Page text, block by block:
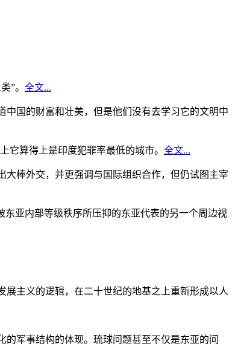
”。 全文...
国的财富和壮美，但是他们没有去学习它的文明中
它算得上是印度犯罪率最低的城市。 全文...
大棒外交，并更强调与国际组织合作，但仍试图主宰
亚内部等级秩序所压抑的东亚代表的另一个周边视
主义的逻辑，在二十世纪的地基之上重新形成以人
军事结构的体现。琉球问题甚至不仅是东亚的问